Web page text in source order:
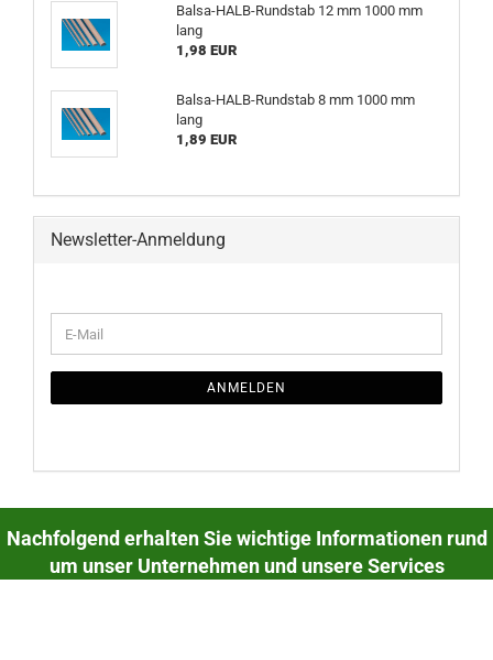
Balsa-HALB-Rundstab 12 mm 1000 mm
lang
1,98 EUR
Balsa-HALB-Rundstab 8 mm 1000 mm
lang
1,89 EUR
Newsletter-Anmeldung
ZUR
E-
Mail
ANMELDEN
Nachfolgend erhalten Sie wichtige Informationen rund
um unser Unternehmen und unsere Services